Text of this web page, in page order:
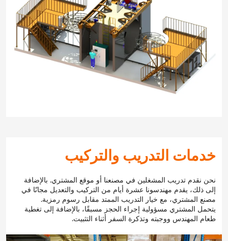
خدمات التدريب والتركيب
نحن نقدم تدريب المشغلين في مصنعنا أو موقع المشتري. بالإضافة
إلى ذلك، يقدم مهندسونا عشرة أيام من التركيب والتعديل مجانًا في
مصنع المشتري، مع خيار التدريب الممتد مقابل رسوم رمزية.
يتحمل المشتري مسؤولية إجراء الحجز مسبقًا، بالإضافة إلى تغطية
طعام المهندس ووجبته وتذكرة السفر أثناء التثبيت.